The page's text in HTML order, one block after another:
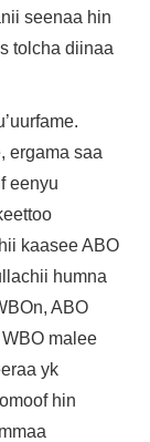
seenaa hin
tolcha diinaa
ergama saa
eenyu
kaasee ABO
humna
ABO
malee
yk
hin